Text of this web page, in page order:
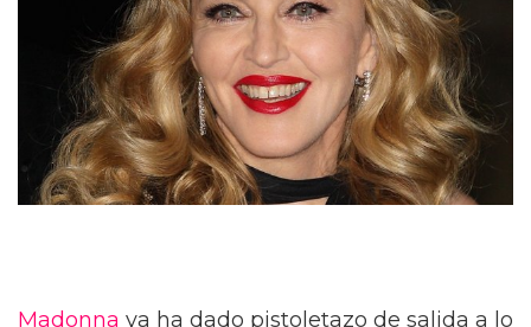
Madonna ya ha dado pistoletazo de salida a lo